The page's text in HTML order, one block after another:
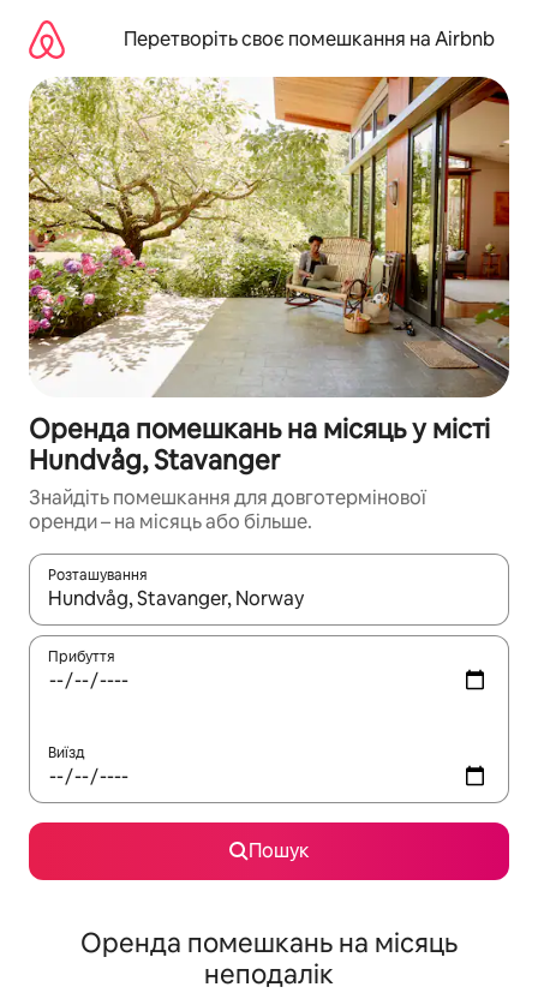
вмісту
Перетворіть своє помешкання на Airbnb
Оренда помешкань на місяць у місті
Hundvåg, Stavanger
Знайдіть помешкання для довготермінової
оренди – на місяць або більше.
Розташування
Отримавши результати пошуку, використовуйте для
Прибуття
Виїзд
Пошук
Оренда помешкань на місяць
неподалік